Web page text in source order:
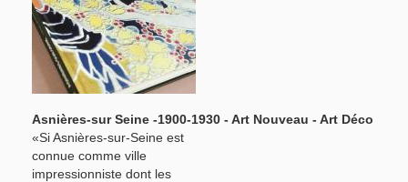
Asnières-sur Seine -1900-1930 - Art Nouveau - Art Déco
«Si Asnières-sur-Seine est
connue comme ville
impressionniste dont les